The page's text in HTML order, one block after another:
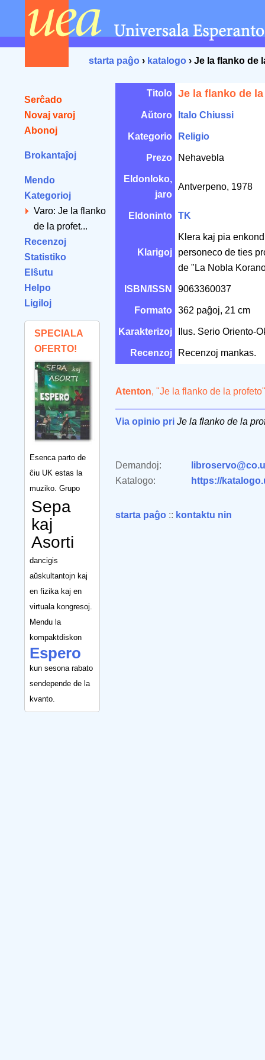
starta paĝo › katalogo › Je la flanko de
Serĉado
Novaj varoj
Abonoj
Brokantaĵoj
Mendo
Kategorioj
Varo: Je la flanko
de la profet...
Recenzoj
Statistiko
Elŝutu
Helpo
Ligiloj
SPECIALA
OFERTO!
Esenca parto de
ĉiu UK estas la
muziko. Grupo
Sepa
kaj
Asorti
dancigis
aŭskultantojn kaj
en fizika kaj en
virtuala kongresoj.
Mendu la
kompaktdiskon
Espero
kun sesona rabato
sendepende de la
kvanto.
Titolo Je la flanko de
Aŭtoro Italo Chiussi
Kategorio Religio
Prezo Nehavebla
Eldonloko,
jaro
Antverpeno, 1978
Eldoninto TK
Klarigoj
Klera kaj pia
personeco de ties
de "La Nobla
ISBN/ISSN 9063360037
Formato 362 paĝoj, 21 cm
Karakterizoj Ilus. Serio Oriento-
Recenzoj Recenzoj mankas.
Atenton, "Je la flanko de la
Via opinio pri Je la flanko de la
Demandoj:
Katalogo:
https://
starta paĝo :: kontaktu nin